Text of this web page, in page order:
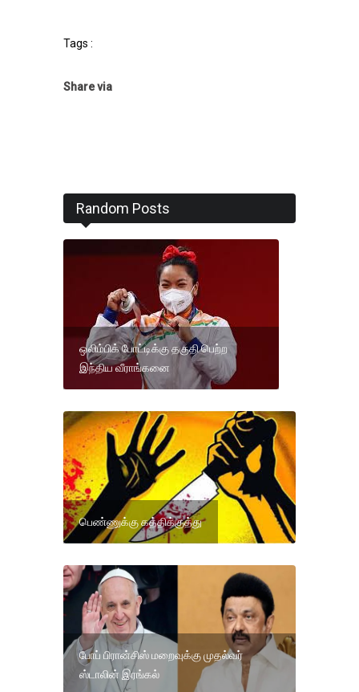
Tags :
Share via
Random Posts
ஒலிம்பிக் போட்டிக்கு தகுதி பெற்ற
இந்திய வீராங்கனை
பெண்ணுக்கு கத்திக்குத்து
போப் பிரான்சிஸ் மறைவுக்கு முதல்வர்
ஸ்டாலின் இரங்கல்